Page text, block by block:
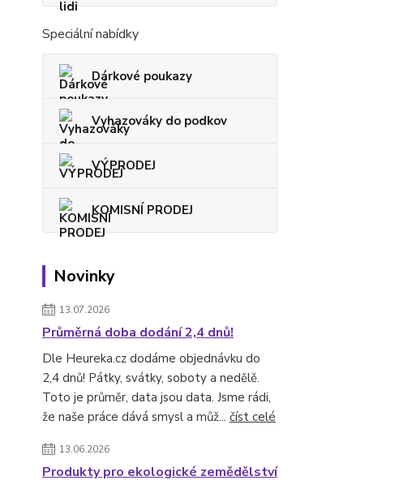
Speciální nabídky
Dárkové poukazy
Vyhazováky do podkov
VÝPRODEJ
KOMISNÍ PRODEJ
Novinky
13.07.2026
Průměrná doba dodání 2,4 dnů!
Dle Heureka.cz dodáme objednávku do
2,4 dnů! Pátky, svátky, soboty a nedělě.
Toto je průměr, data jsou data. Jsme rádi,
že naše práce dává smysl a můž... číst celé
13.06.2026
Produkty pro ekologické zemědělství